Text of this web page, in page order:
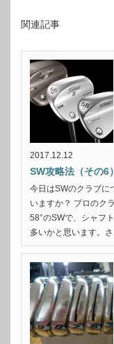
関連記事
2017.12.12
SW攻略法（その6
今日はSWのクラブに
いますか？ プロのク
58°のSWで、シャフ
多いかと思います。さ